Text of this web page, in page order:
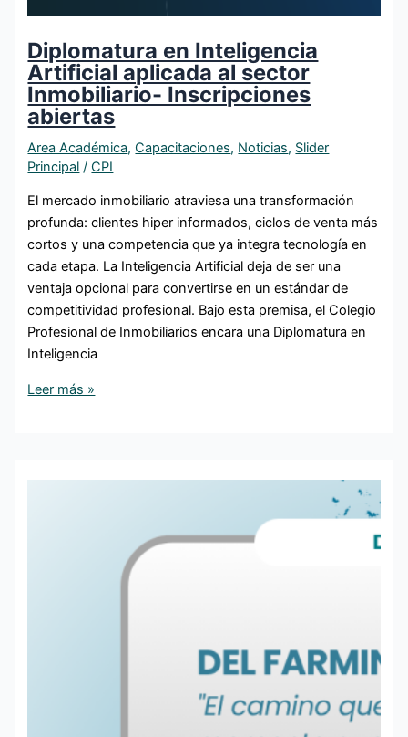
Diplomatura en Inteligencia
Artificial aplicada al sector
Inmobiliario- Inscripciones
abiertas
Area Académica,Capacitaciones, Noticias, Slider
Principal /CPI
El mercado inmobiliario atraviesa una transformación
profunda: clientes hiper informados, ciclos de venta más
cortos y una competencia que ya integra tecnología en
cada etapa. La Inteligencia Artificial deja de ser una
ventaja opcional para convertirse en un estándar de
competitividad profesional. Bajo esta premisa, el Colegio
Profesional de Inmobiliarios encara una Diplomatura en
Inteligencia
Leer más »